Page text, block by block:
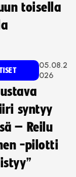
toisella
05.08.2
026
syntyy
– Reilu
-pilotti